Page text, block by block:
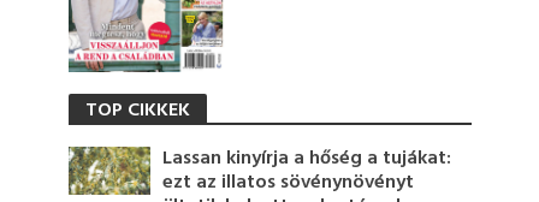
TOP CIKKEK
Lassan kinyírja a hőség a tujákat:
ezt az illatos sövénynövényt